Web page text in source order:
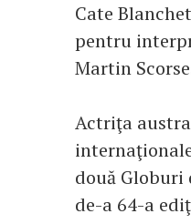
Cate
pentru
Martin
Actriţa
două Globuri
de-a 64-a